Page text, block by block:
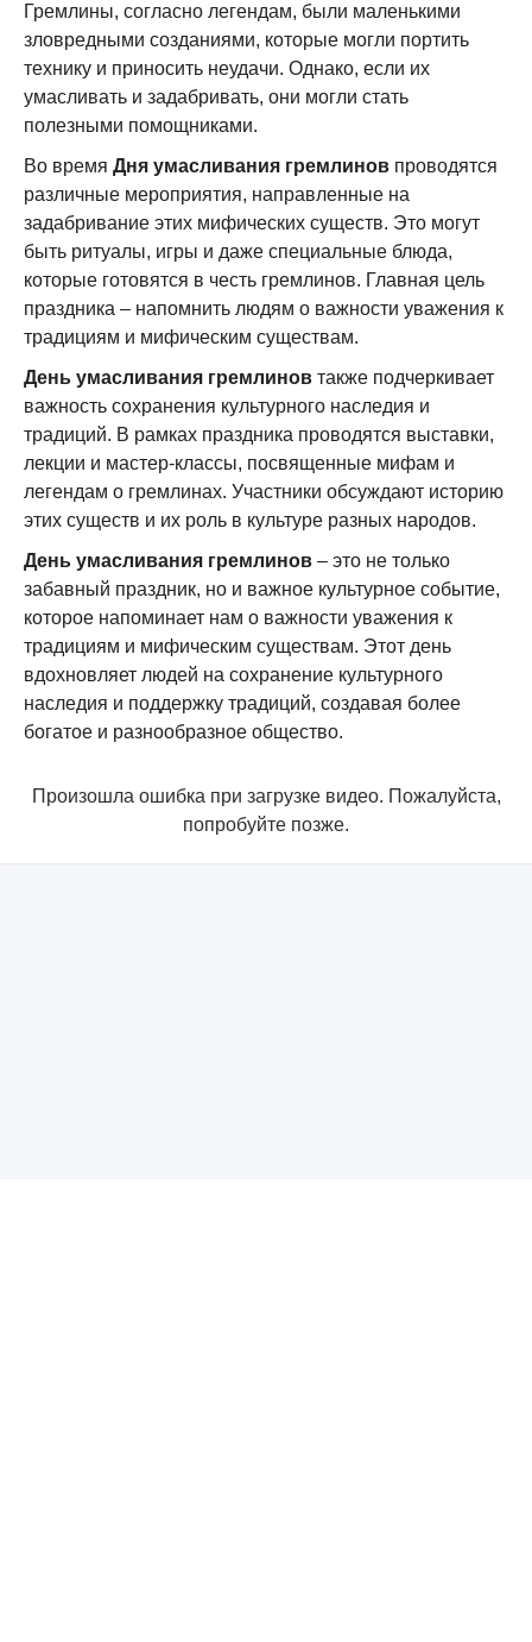
Гремлины, согласно легендам, были маленькими
зловредными созданиями, которые могли портить
технику и приносить неудачи. Однако, если их
умасливать и задабривать, они могли стать
полезными помощниками.
Во время Дня умасливания гремлинов проводятся
различные мероприятия, направленные на
задабривание этих мифических существ. Это могут
быть ритуалы, игры и даже специальные блюда,
которые готовятся в честь гремлинов. Главная цель
праздника – напомнить людям о важности уважения к
традициям и мифическим существам.
День умасливания гремлинов также подчеркивает
важность сохранения культурного наследия и
традиций. В рамках праздника проводятся выставки,
лекции и мастер-классы, посвященные мифам и
легендам о гремлинах. Участники обсуждают историю
этих существ и их роль в культуре разных народов.
День умасливания гремлинов – это не только
забавный праздник, но и важное культурное событие,
которое напоминает нам о важности уважения к
традициям и мифическим существам. Этот день
вдохновляет людей на сохранение культурного
наследия и поддержку традиций, создавая более
богатое и разнообразное общество.
Произошла ошибка при загрузке видео. Пожалуйста,
попробуйте позже.